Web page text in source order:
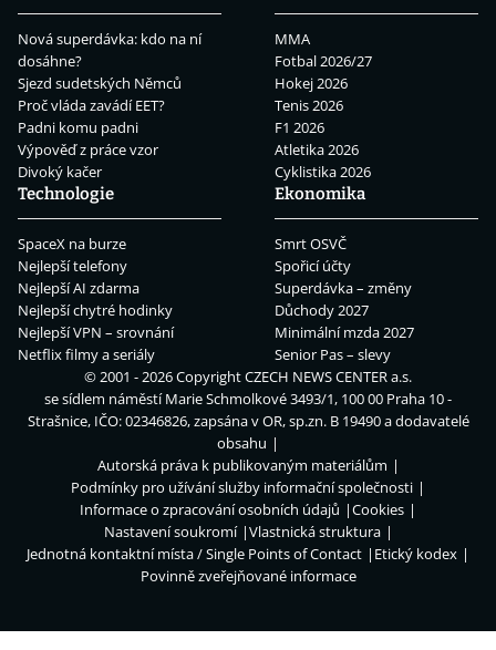
Nová superdávka: kdo na ní
dosáhne?
Sjezd sudetských Němců
Proč vláda zavádí EET?
Padni komu padni
Výpověď z práce vzor
Divoký kačer
MMA
Fotbal 2026/27
Hokej 2026
Tenis 2026
F1 2026
Atletika 2026
Cyklistika 2026
Technologie
SpaceX na burze
Nejlepší telefony
Nejlepší AI zdarma
Nejlepší chytré hodinky
Nejlepší VPN – srovnání
Netflix filmy a seriály
Ekonomika
Smrt OSVČ
Spořicí účty
Superdávka – změny
Důchody 2027
Minimální mzda 2027
Senior Pas – slevy
© 2001 - 2026 CopyrightCZECH NEWS CENTER a.s.
se sídlem náměstí Marie Schmolkové 3493/1, 100 00 Praha 10 -
Strašnice, IČO: 02346826, zapsána v OR, sp.zn. B 19490 a dodavatelé
obsahu
Autorská práva k publikovaným materiálům
Podmínky pro užívání služby informační společnosti
Informace o zpracování osobních údajů
Cookies
Nastavení soukromí
Vlastnická struktura
Jednotná kontaktní místa / Single Points of Contact
Etický kodex
Povinně zveřejňované informace